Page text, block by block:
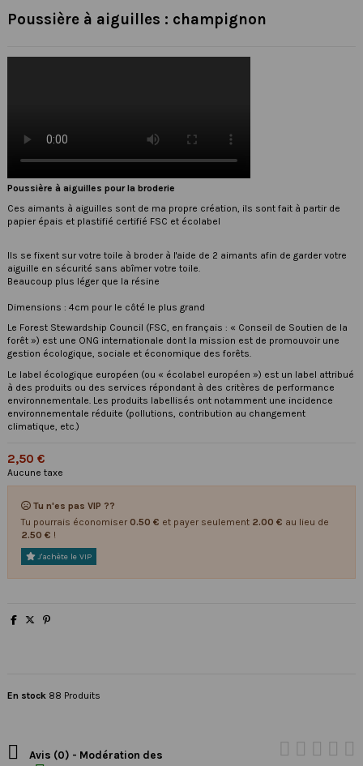
Poussière à aiguilles : champignon
Poussière à aiguilles pour la broderie
Ces aimants à aiguilles sont de ma propre création, ils sont fait à partir de
papier épais et plastifié certifié FSC et écolabel
Ils se fixent sur votre toile à broder à l'aide de 2 aimants afin de garder votre
aiguille en sécurité sans abîmer votre toile.
Beaucoup plus léger que la résine
Dimensions : 4cm pour le côté le plus grand
Le Forest Stewardship Council (FSC, en français : « Conseil de Soutien de la
forêt ») est une ONG internationale dont la mission est de promouvoir une
gestion écologique, sociale et économique des forêts.
Le label écologique européen (ou « écolabel européen ») est un label attribué
à des produits ou des services répondant à des critères de performance
environnementale. Les produits labellisés ont notamment une incidence
environnementale réduite (pollutions, contribution au changement
climatique, etc.)
2,50 €
Aucune taxe
Tu n'es pas VIP ??
Tu pourrais économiser 0.50 € et payer seulement 2.00 € au lieu de
2.50 € !
J'achète le VIP
En stock 88 Produits
 Avis (0) - Modération des